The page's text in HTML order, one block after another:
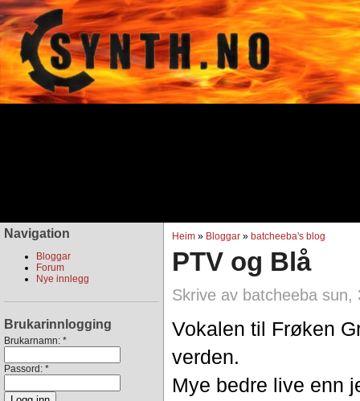
Navigation
Bloggar
Forum
Nye innlegg
Brukarinnlogging
Brukarnamn: *
Passord: *
Heim » Bloggar » batcheeba's blog
PTV og Blå
Skrive av batcheeba sun,
Vokalen til Frøken
verden.
Mye bedre live enn